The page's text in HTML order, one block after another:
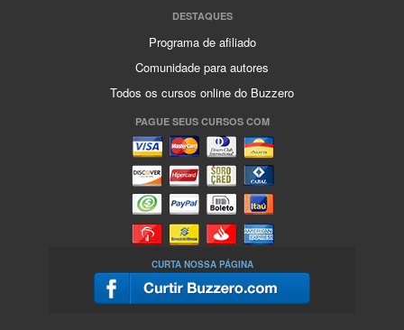
DESTAQUES
Programa de afiliado
Comunidade para autores
Todos os cursos online do Buzzero
PAGUE SEUS CURSOS COM
CURTA NOSSA PÁGINA